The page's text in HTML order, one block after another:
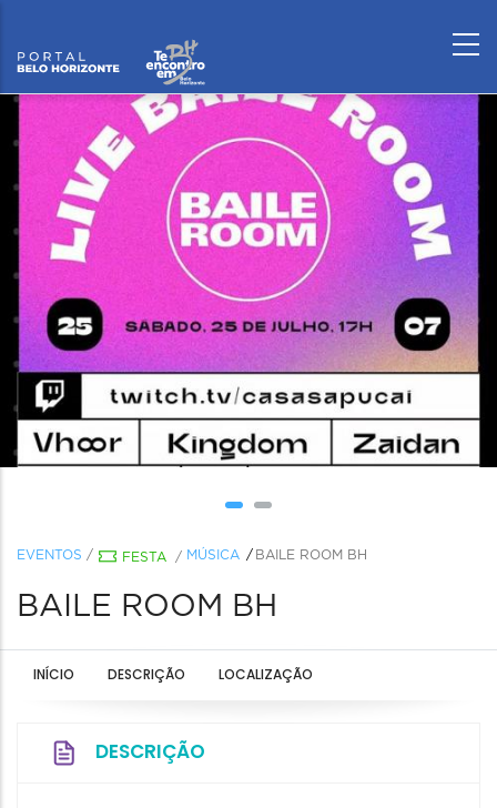
EVENTOS / FESTA / MÚSICA BAILE ROOM BH
BAILE ROOM BH
INÍCIO DESCRIÇÃO LOCALIZAÇÃO
DESCRIÇÃO